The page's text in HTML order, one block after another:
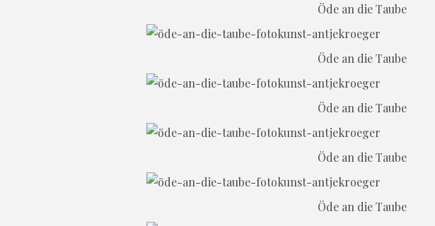
Öde an die Taube
Öde an die Taube
Öde an die Taube
Öde an die Taube
Öde an die Taube